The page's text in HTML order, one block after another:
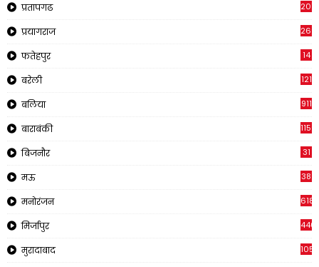
प्रतापगढ 2011
प्रयागराज 269
फतेहपुर 14
बरेली 121
बलिया 911
बाराबंकी 1150
बिजनौर 31
मऊ 38
मनोरंजन 618
मिर्जापुर 440
मुरादाबाद 1056